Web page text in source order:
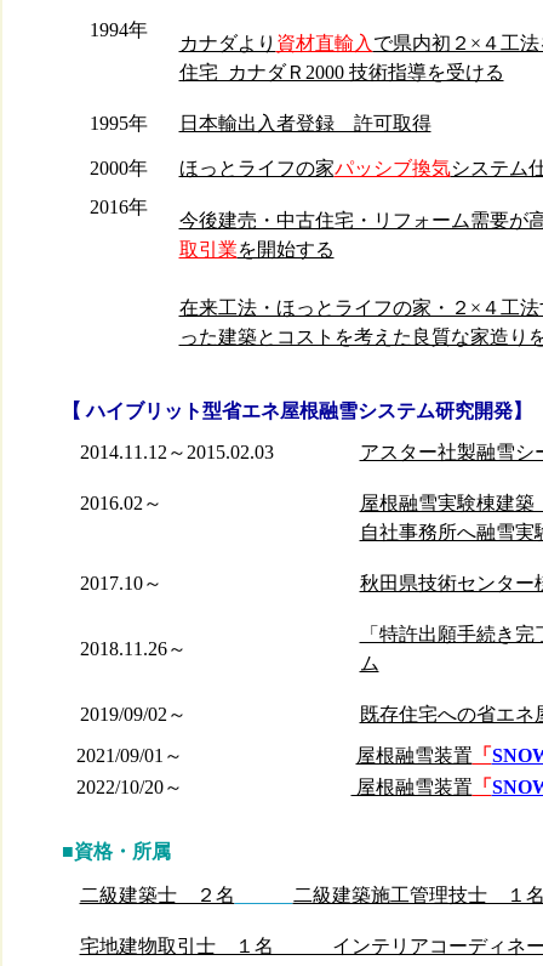
1994年
カナダより 資材直輸入 で県内初２×４工
住宅 カナダＲ2000 技術指導を受ける
1995年 日本輸出入者登録 許可取得
2000年 ほっとライフの家パッシブ換気システム
2016年
今後建売・中古住宅・リフォーム需要
取引業を開始する
在来工法・ほっとライフの家・２×４工
った建築とコストを考えた良質な家造り
【 ハイブリット型省エネ屋根融雪システム研究開発】
2014.11.12～2015.02.03
アスター社製融雪
2016.02～
屋根融雪実験棟建
自社事務所へ融雪実
2017.10～ 秋田県技術センタ
2018.11.26～
「特許出願手続き
ム
2019/09/02～
既存住宅への省エネ
2021/09/01～
屋根融雪装置 「
2022/10/20～
屋根融雪装置 「
■資格・所属
二級建築士 ２名 二級建築施工管理技士 １
宅地建物取引士 １名 インテリアコーディネ